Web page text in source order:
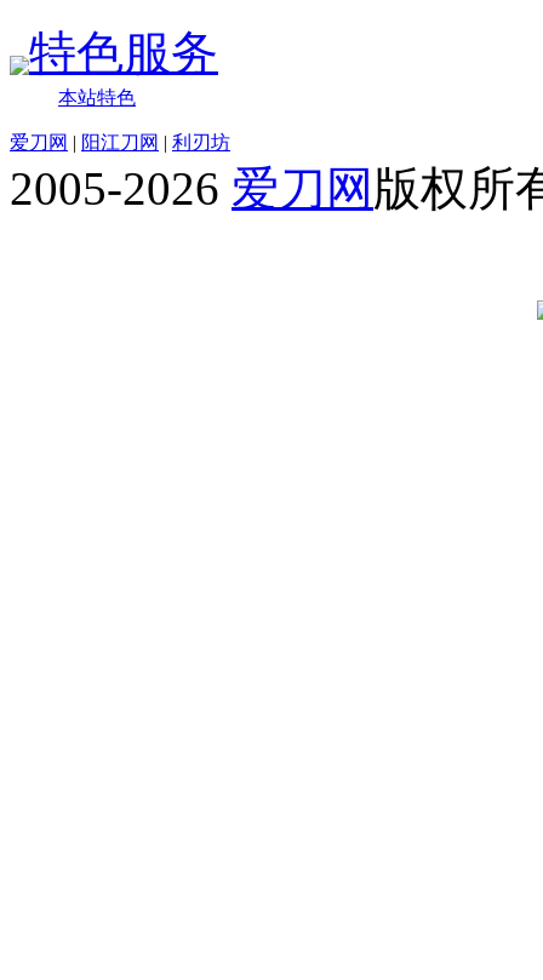
特色服务
本站特色
爱刀网 | 阳江刀网 | 利刃坊
2005-2026 爱刀网 版权所